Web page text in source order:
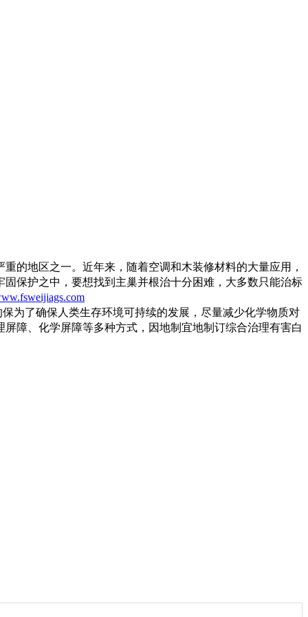
的地区之一。近年来，随着空调和木装修材料的大量应用，
保护之中，要想找到主巢并根治十分困难，大多数只能治标
为了确保人类生存环境可持续的发展，尽量减少化学物质对
障、化学屏障等多种方式，因地制宜地制订综合治理有害白